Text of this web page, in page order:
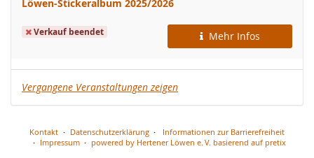
Löwen-Stickeralbum 2025/2026
Verkauf beendet Mehr Infos
Vergangene Veranstaltungen zeigen
Kontakt Datenschutzerklärung
Informationen zur Barrierefreiheit
Impressum
powered by Hertener Löwen e. V. basierend auf pretix